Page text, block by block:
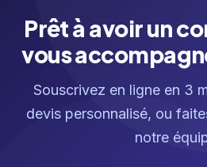
Prêt à avoir un
vous
Souscrivez en ligne en 3
devis personnalisé, ou
notre